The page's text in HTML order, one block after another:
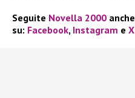
Seguite Novella 2000 anche
su: Facebook, Instagram e X